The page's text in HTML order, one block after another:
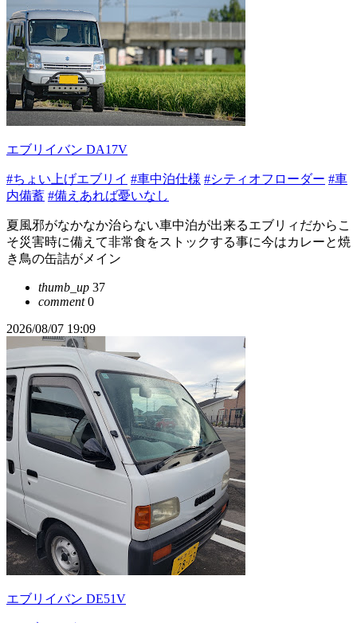
エブリイバン DA17V
#ちょい上げエブリイ #車中泊仕様 #シティオフローダー #車
内備蓄 #備えあれば憂いなし
夏風邪がなかなか治らない車中泊が出来るエブリィだからこ
そ災害時に備えて非常食をストックする事に今はカレーと焼
き鳥の缶詰がメイン
thumb_up 37
comment0
2026/08/07 19:09
エブリイバン DE51V